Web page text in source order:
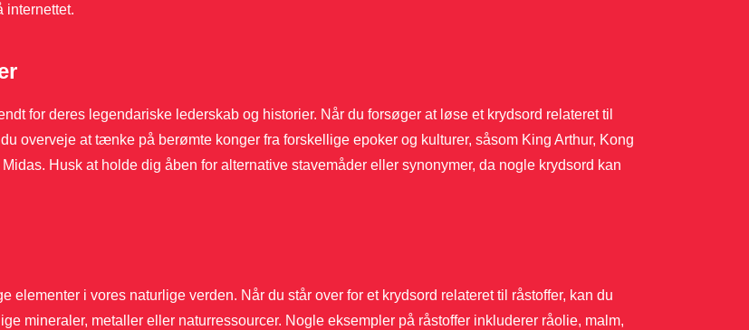
internettet.
for deres legendariske lederskab og historier. Når du forsøger at løse et krydsord relateret til
overveje at tænke på berømte konger fra forskellige epoker og kulturer, såsom King Arthur, Kong
Husk at holde dig åben for alternative stavemåder eller synonymer, da nogle krydsord kan
elementer i vores naturlige verden. Når du står over for et krydsord relateret til råstoffer, kan du
mineraler, metaller eller naturressourcer. Nogle eksempler på råstoffer inkluderer råolie, malm,